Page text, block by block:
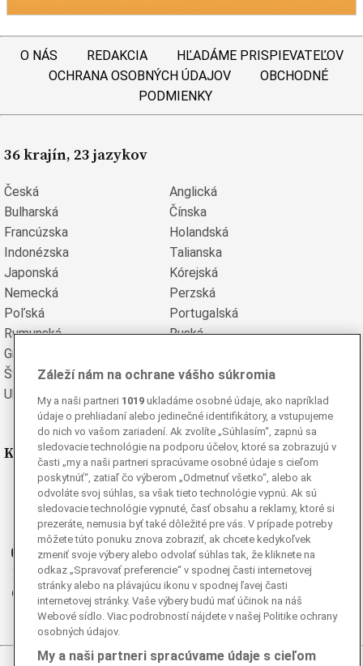
O NÁS REDAKCIA
HĽADÁME PRISPIEVATEĽOV
OCHRANA OSOBNÝCH ÚDAJOV
OBCHODNÉ
PODMIENKY
36 krajín, 23 jazykov
Česká
Anglická
Bulharská
Čínska
Francúzska
Holandská
Indonézska
Talianska
Japonská
Kórejská
Nemecká
Perzská
Poľská
Portugalská
Rumunská
Ruská
Grécka
Švédska
Turecká
Ukrajinská
Vietnamská
Kde nás nájdete
Facebook
Instagram
Ganjing
Youtube
Twitter
Telegram
RSS
Záleží nám na ochrane vášho súkromia
My a naši partneri 1019 ukladáme osobné údaje, ako napríklad
údaje o prehliadaní alebo jedinečné identifikátory, a vstupujeme
do nich vo vašom zariadení. Ak zvolíte „Súhlasím“, zapnú sa
sledovacie technológie na podporu účelov, ktoré sa zobrazujú v
časti „my a naši partneri spracúvame osobné údaje s cieľom
poskytnúť“, zatiaľ čo výberom „Odmetnuť všetko“, alebo ak
odvoláte svoj súhlas, sa však tieto technológie vypnú. Ak sú
sledovacie technológie vypnuté, časť obsahu a reklamy, ktoré si
prezeráte, nemusia byť také dôležité pre vás. V prípade potreby
môžete túto ponuku znova zobraziť, ak chcete kedykoľvek
zmeniť svoje výbery alebo odvolať súhlas tak, že kliknete na
odkaz „Spravovať preferencie“ v spodnej časti internetovej
stránky alebo na plávajúcu ikonu v spodnej ľavej časti
internetovej stránky. Vaše výbery budú mať účinok na náš
Webové sídlo. Viac podrobností nájdete v našej Politike ochrany
osobných údajov.
My a naši partneri spracúvame údaje s cieľom